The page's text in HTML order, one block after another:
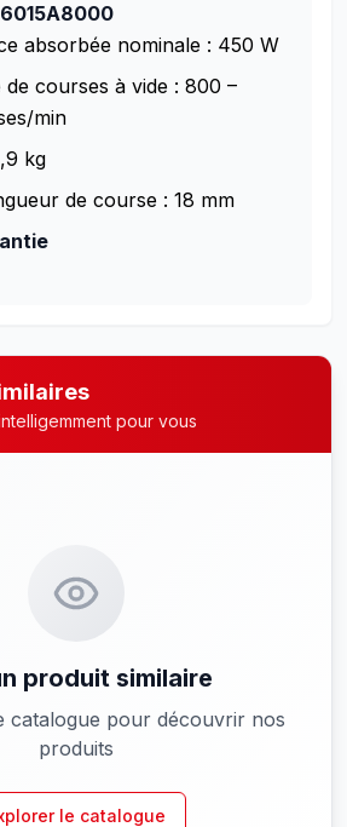
absorbée nominale : 450 W
de courses à vide : 800 –
min
kg
de course : 18 mm
pour vous
produit similaire
catalogue pour découvrir nos
produits
le catalogue